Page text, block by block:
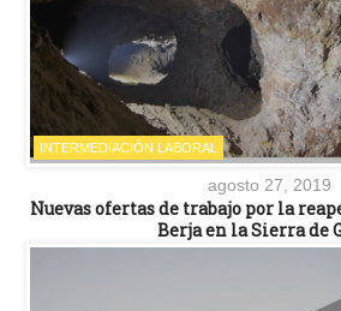
INTERMEDIACIÓN LABORAL
agosto 27, 2019
Nuevas ofertas de trabajo por la
Berja en la Sierra de